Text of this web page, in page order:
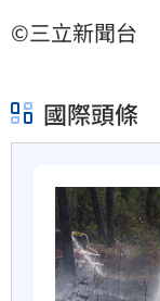
©三立新聞台
國際頭條